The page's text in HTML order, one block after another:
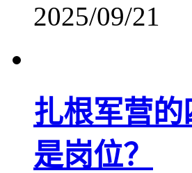
2025/09/21
扎根军营
是岗位？